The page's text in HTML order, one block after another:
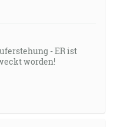
- ER ist
worden!